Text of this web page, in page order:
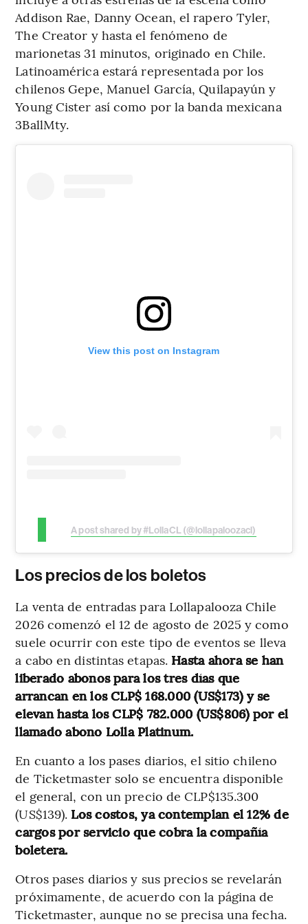
Addison Rae, Danny Ocean, el rapero Tyler,
The Creator y hasta el fenómeno de
marionetas 31 minutos, originado en Chile.
Latinoamérica estará representada por los
chilenos Gepe, Manuel García, Quilapayún y
Young Cister así como por la banda mexicana
3BallMty.
View this post on Instagram
A post shared by #LollaCL (@lollapaloozacl)
Los precios de los boletos
La venta de entradas para Lollapalooza Chile
2026 comenzó el 12 de agosto de 2025 y como
suele ocurrir con este tipo de eventos se lleva
a cabo en distintas etapas. Hasta ahora se han
liberado abonos para los tres días que
arrancan en los CLP$ 168.000 (US$173) y se
elevan hasta los CLP$ 782.000 (US$806) por el
llamado abono Lolla Platinum.
En cuanto a los pases diarios, el sitio chileno
de Ticketmaster solo se encuentra disponible
el general, con un precio de CLP$135.300
(US$139). Los costos, ya contemplan el 12% de
cargos por servicio que cobra la compañía
boletera.
Otros pases diarios y sus precios se revelarán
próximamente, de acuerdo con la página de
Ticketmaster, aunque no se precisa una fecha.